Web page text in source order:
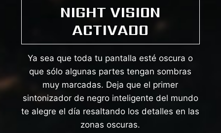
NIGHT VISION
ACTIVADO
Ya sea que toda tu pantalla esté oscura o
que sólo algunas partes tengan sombras
muy marcadas. Deja que el primer
sintonizador de negro inteligente del mundo
te alegre el día resaltando los detalles en las
zonas oscuras.